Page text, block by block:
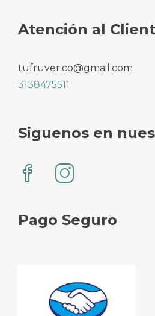
Atención al
tufruver.co@gmail.com
3138475511
Siguenos en
Pago Seguro